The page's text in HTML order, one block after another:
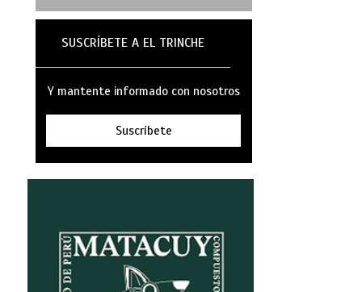
SUSCRÍBETE A EL TRINCHE
Y mantente informado con nosotros
Suscríbete